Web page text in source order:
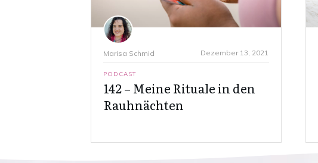
Marisa Schmid Dezember 13, 2021
PODCAST
142 – Meine Rituale in den
Rauhnächten